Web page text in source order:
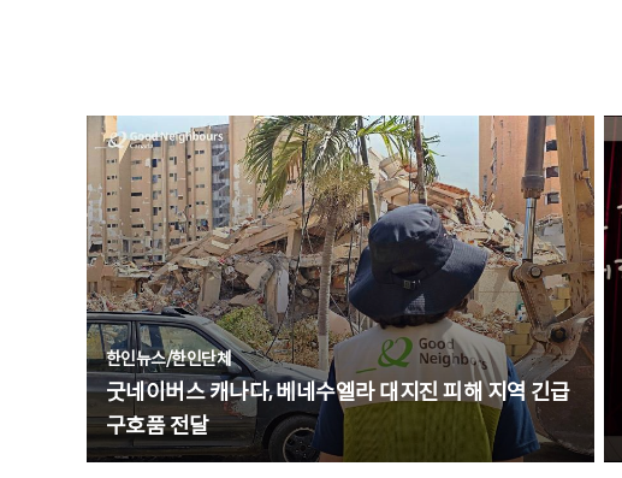
한인뉴스/한인단체
굿네이버스 캐나다, 베네수엘라 대지진 피해 지역 긴급
구호품 전달